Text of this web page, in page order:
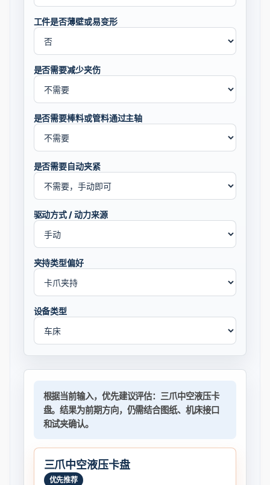
工件是否薄壁或易变形
是否需要减少夹伤
是否需要棒料或管料通过主轴
是否需要自动夹紧
驱动方式 / 动力来源
夹持类型偏好
设备类型
根据当前输入，优先建议评估：三爪中空液压卡
盘。结果为前期方向，仍需结合图纸、机床接口
和试夹确认。
三爪中空液压卡盘
优先推荐